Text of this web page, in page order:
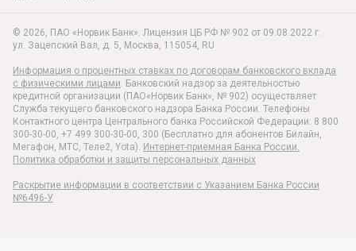
© 2026, ПАО «Норвик Банк». Лицензия ЦБ РФ № 902 от 09.08.2022 г.
ул. Зацепский Вал, д. 5, Москва, 115054, RU
Информация о процентных ставках по договорам банковского вклада
с физическими лицами. Банковский надзор за деятельностью
кредитной организации (ПАО«Норвик Банк», № 902) осуществляет
Служба текущего банковского надзора Банка России. Телефоны
Контактного центра Центрального банка Российской Федерации: 8 800
300-30-00, +7 499 300-30-00, 300 (Бесплатно для абонентов Билайн,
Мегафон, МТС, Теле2, Yota). Интернет-приемная Банка России.
Политика обработки и защиты персональных данных
Раскрытие информации в соответствии c Указанием Банка России
№6496-У